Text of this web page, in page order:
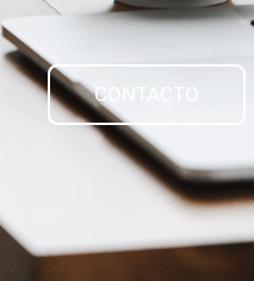
CONTACTO